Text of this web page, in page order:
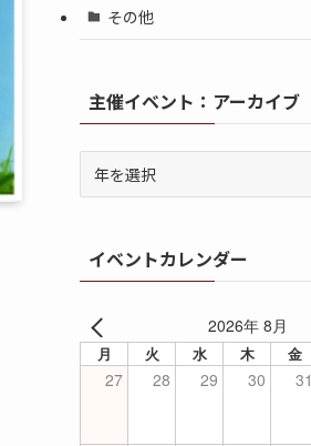
その他
主催イベント：アーカイブ
イベントカレンダー
2026年 8月
月 火 水 木 金
27 28 29 30 31